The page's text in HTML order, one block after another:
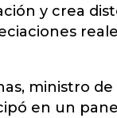
y crea
ministro
en un